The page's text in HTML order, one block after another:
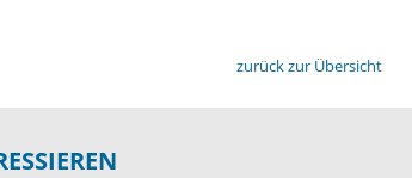
zurück zur Übersicht